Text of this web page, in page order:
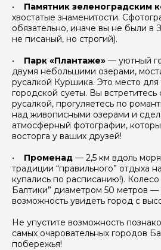
• Памятник зеленоградским
хвостатые знаменитости.
обязательно, иначе вы не были в
не писаный, но строгий).
• Парк «Плантаже» — уютный
двумя небольшими озерами,
русалкой Куршика. Это место для
городской суеты. Вы встретитесь
русалкой, прогуляетесь по
над живописными озерами и
атмосферный фотографии,
восторга у ваших друзей!
• Променад — 2,5 км вдоль
традиции “правильного” отдыха
купались по расписанию!). Колесо
Балтики” диаметром 50 метров
возможность увидеть город с
Не упустите возможность
самых очаровательных городов
побережья!
Как вас зовут
Ваша электронная почта
Ваш номер телефона
Если у вас есть интересующие
задать